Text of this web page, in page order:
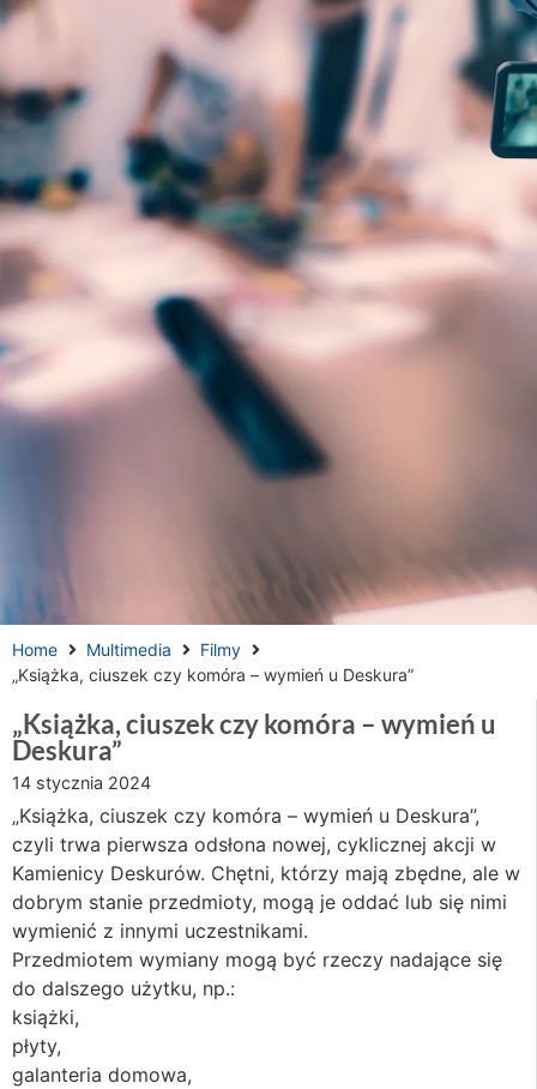
Home Multimedia
Filmy
„Książka, ciuszek czy komóra – wymień u Deskura”
„Książka, ciuszek czy komóra – wymień u
Deskura”
14 stycznia 2024
„Książka, ciuszek czy komóra – wymień u Deskura”,
czyli trwa pierwsza odsłona nowej, cyklicznej akcji w
Kamienicy Deskurów. Chętni, którzy mają zbędne, ale w
dobrym stanie przedmioty, mogą je oddać lub się nimi
wymienić z innymi uczestnikami.
Przedmiotem wymiany mogą być rzeczy nadające się
do dalszego użytku, np.:
książki,
płyty,
galanteria domowa,